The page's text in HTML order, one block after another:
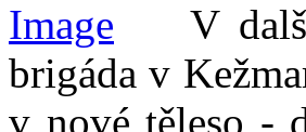
V
brigáda v
v nové těleso -